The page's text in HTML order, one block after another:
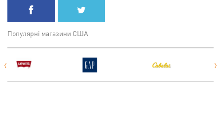
Популярні магазини США